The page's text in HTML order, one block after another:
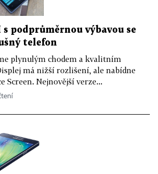
s podprůměrnou výbavou se
telefon
plynulým chodem a kvalitním
má nižší rozlišení, ale nabídne
Screen. Nejnovější verze...